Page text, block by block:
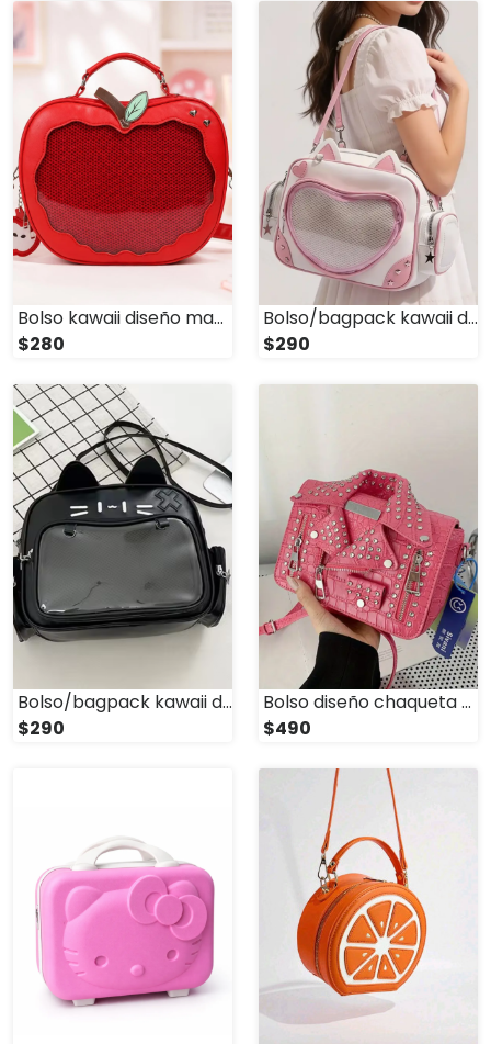
Bolso kawaii diseño manzana
$280
Bolso/bagpack kawaii diseño gatito
$290
Bolso/bagpack kawaii diseño gatito
$290
Bolso diseño chaqueta con tachuelas
$490